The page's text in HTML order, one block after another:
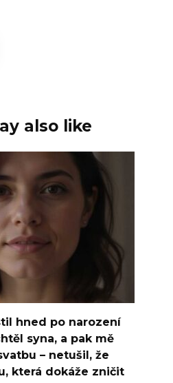
also like
hned po narození
syna, a pak mě
– netušil, že
která dokáže zničit